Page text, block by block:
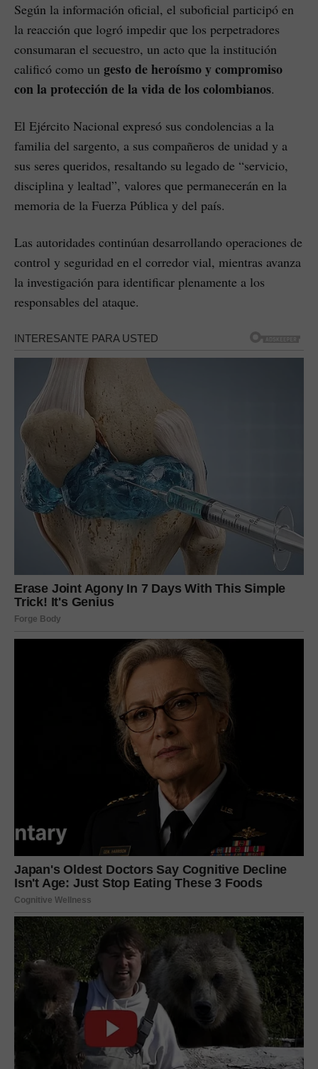
Según la información oficial, el suboficial participó en
la reacción que logró impedir que los perpetradores
consumaran el secuestro, un acto que la institución
calificó como un gesto de heroísmo y compromiso
con la protección de la vida de los colombianos.
El Ejército Nacional expresó sus condolencias a la
familia del sargento, a sus compañeros de unidad y a
sus seres queridos, resaltando su legado de “servicio,
disciplina y lealtad”, valores que permanecerán en la
memoria de la Fuerza Pública y del país.
Las autoridades continúan desarrollando operaciones de
control y seguridad en el corredor vial, mientras avanza
la investigación para identificar plenamente a los
responsables del ataque.